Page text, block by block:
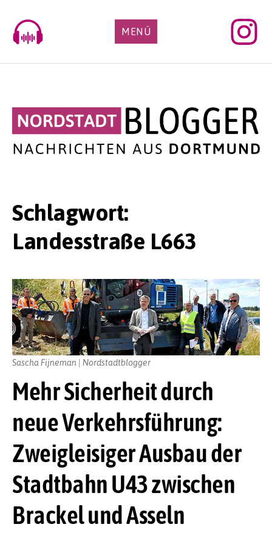
content
MENÜ
Schlagwort:
Landesstraße L663
Mehr Sicherheit durch
neue Verkehrsführung:
Zweigleisiger Ausbau der
Stadtbahn U43 zwischen
Brackel und Asseln
Sascha Fijneman | Nordstadtblogger